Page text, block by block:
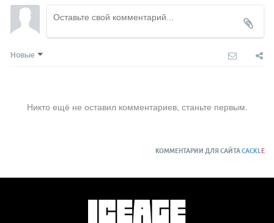
Новые
Никто ещё не оставил комментариев, станьте первым.
КОММЕНТАРИИ ДЛЯ САЙТАCACKLE